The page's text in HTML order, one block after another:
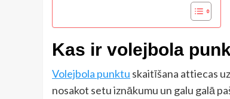
Kas ir volejbola
Volejbola punktu skaitīšana attiecas
nosakot setu iznākumu un galu galā